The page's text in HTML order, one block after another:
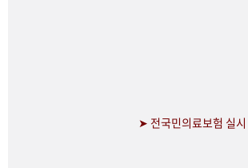
➤ 전국민의료보험 실시